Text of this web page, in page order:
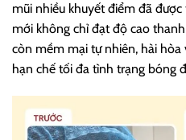
mũi nhiều khuyết điểm đã
mới không chỉ đạt độ cao
còn mềm mại tự nhiên, hài
hạn chế tối đa tình trạng bóng